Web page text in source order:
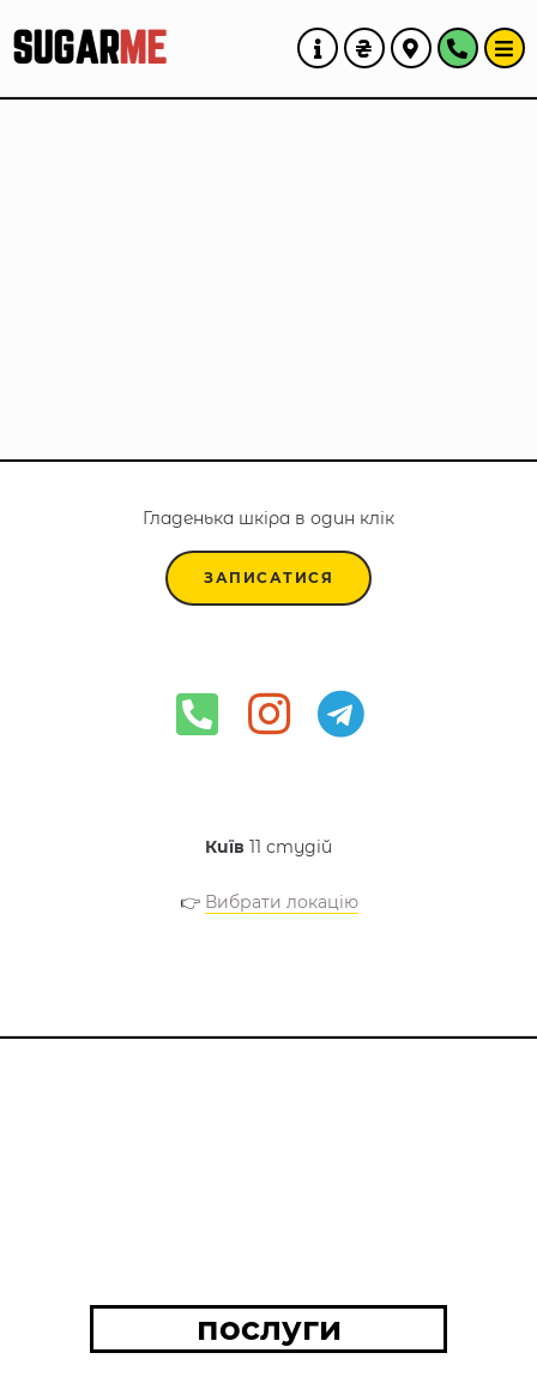
SUGARME
Гладенька шкіра в один клік
ЗАПИСАТИСЯ
Київ 11 студій
👉 Вибрати локацію
послуги